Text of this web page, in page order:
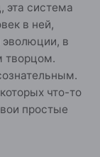
эта система
в ней,
в
творцом.
что-то
простые